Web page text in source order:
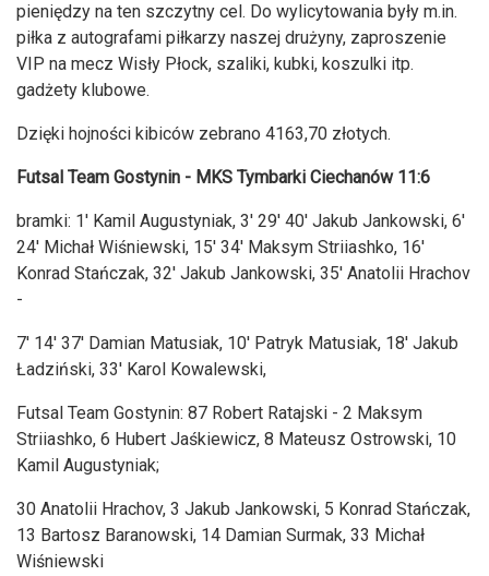
pieniędzy na ten szczytny cel. Do wylicytowania były m.in.
piłka z autografami piłkarzy naszej drużyny, zaproszenie
VIP na mecz Wisły Płock, szaliki, kubki, koszulki itp.
gadżety klubowe.
Dzięki hojności kibiców zebrano 4163,70 złotych.
Futsal Team Gostynin - MKS Tymbarki Ciechanów 11:6
bramki: 1' Kamil Augustyniak, 3' 29' 40' Jakub Jankowski, 6'
24' Michał Wiśniewski, 15' 34' Maksym Striiashko, 16'
Konrad Stańczak, 32' Jakub Jankowski, 35' Anatolii Hrachov
-
7' 14' 37' Damian Matusiak, 10' Patryk Matusiak, 18' Jakub
Ładziński, 33' Karol Kowalewski,
Futsal Team Gostynin: 87 Robert Ratajski - 2 Maksym
Striiashko, 6 Hubert Jaśkiewicz, 8 Mateusz Ostrowski, 10
Kamil Augustyniak;
30 Anatolii Hrachov, 3 Jakub Jankowski, 5 Konrad Stańczak,
13 Bartosz Baranowski, 14 Damian Surmak, 33 Michał
Wiśniewski